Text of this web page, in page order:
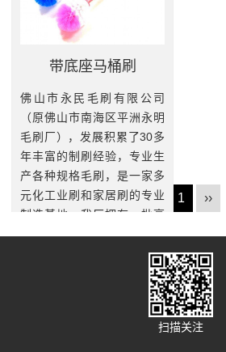
带底座马桶刷
佛山市永民毛刷有限公司
（原佛山市南海区平洲永明
毛刷厂），发展积累了30多
年丰富的制刷经验，专业生
产各种规格毛刷，是一家多
元化工业刷和家居刷的专业
制造基地。我厂拥有一批高
素质和精干技术熟练的员
‹‹ 1 ››
扫描关注